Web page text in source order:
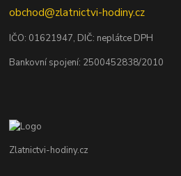
obchod@zlatnictvi-hodiny.cz
IČO: 01621947, DIČ: neplátce DPH
Bankovní spojení: 2500452838/2010
Zlatnictvi-hodiny.cz